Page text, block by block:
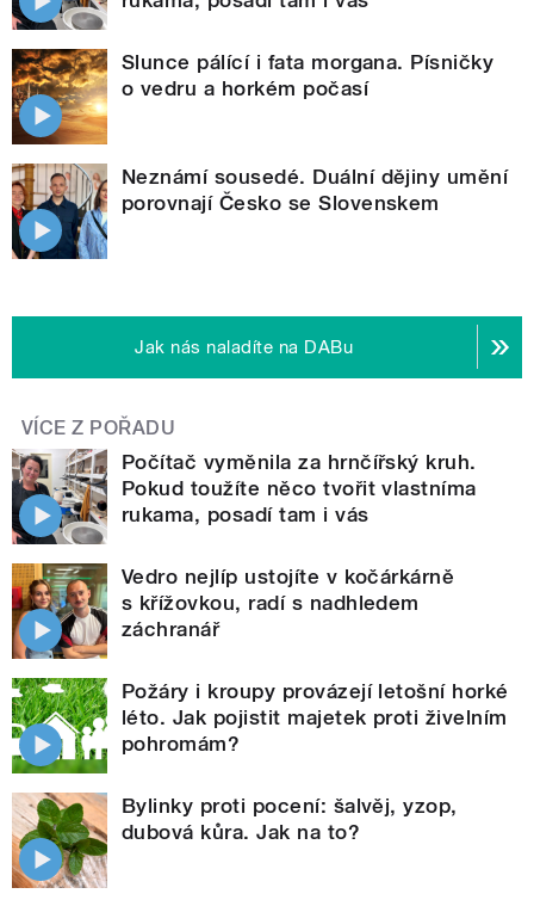
Slunce pálící i fata morgana. Písničky
o vedru a horkém počasí
Neznámí sousedé. Duální dějiny umění
porovnají Česko se Slovenskem
Jak nás naladíte na DABu
VÍCE Z POŘADU
Počítač vyměnila za hrnčířský kruh.
Pokud toužíte něco tvořit vlastníma
rukama, posadí tam i vás
Vedro nejlíp ustojíte v kočárkárně
s křížovkou, radí s nadhledem
záchranář
Požáry i kroupy provázejí letošní horké
léto. Jak pojistit majetek proti živelním
pohromám?
Bylinky proti pocení: šalvěj, yzop,
dubová kůra. Jak na to?